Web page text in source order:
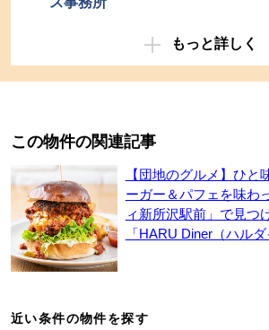
もっと詳しく
この物件の関連記事
【団地のグルメ】ひと
ーガー＆パフェを味わ
ィ新所沢駅前」で見つ
「HARU Diner（ハルダ
近い条件の物件を探す